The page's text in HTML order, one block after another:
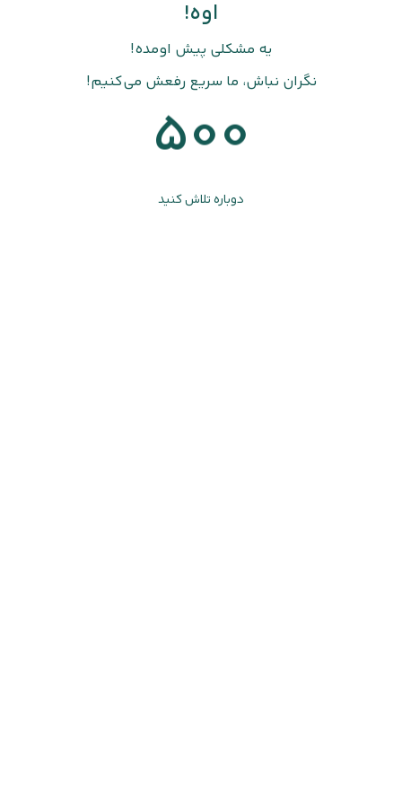
اوه!
یه مشکلی پیش اومده!
نگران نباش، ما سریع رفعش می‌کنیم!
500
دوباره تلاش کنید